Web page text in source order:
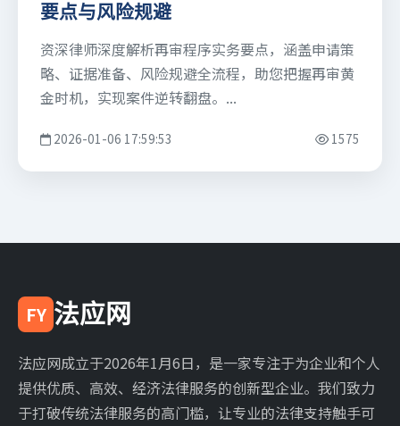
要点与风险规避
资深律师深度解析再审程序实务要点，涵盖申请策
略、证据准备、风险规避全流程，助您把握再审黄
金时机，实现案件逆转翻盘。...
2026-01-06 17:59:53 1575
FY 法应网
法应网成立于2026年1月6日，是一家专注于为企业和个人
提供优质、高效、经济法律服务的创新型企业。我们致力
于打破传统法律服务的高门槛，让专业的法律支持触手可